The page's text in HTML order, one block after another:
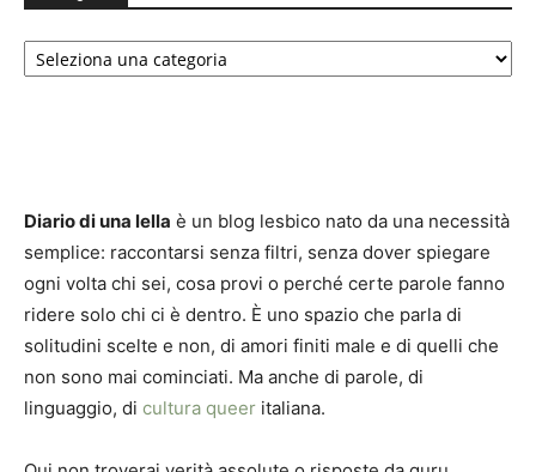
Categorie
Diario di una lella è un blog lesbico nato da una necessità
semplice: raccontarsi senza filtri, senza dover spiegare
ogni volta chi sei, cosa provi o perché certe parole fanno
ridere solo chi ci è dentro. È uno spazio che parla di
solitudini scelte e non, di amori finiti male e di quelli che
non sono mai cominciati. Ma anche di parole, di
linguaggio, di cultura queer italiana.